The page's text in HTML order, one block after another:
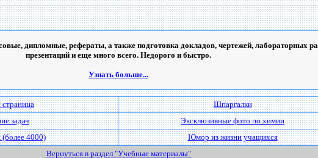
дипломные, рефераты, а также подготовка докладов, чертежей, лабораторных
презентаций и еще много всего. Недорого и быстро.
Узнать больше...
страница
Шпаргалки
задач
Эксклюзивные фото по химии
4000)
Юмор из жизни учащихся
Вернуться в раздел "Учебные материалы"